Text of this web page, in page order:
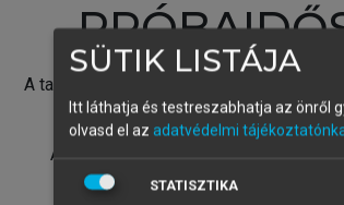
A tartalom megtekintéséhez lépj be a
Új felhasználóként1
A próbaidőszak elindításához,
A regisztráció után a
SÜTIK LISTÁJA
Itt láthatja és testreszabhatja az önről
olvasd el az adatvédelmi
STATISZTIKA